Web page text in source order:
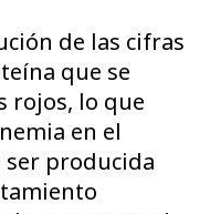
de las cifras
que se
rojos, lo que
en el
ser producida